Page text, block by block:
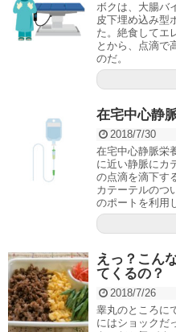
ボクは、大腸バ
皮下埋め込み型
た。絶食してエ
とから、点滴で
のだ。
在宅中心静
2018/7/30
在宅中心静脈栄
に近い静脈にカ
の点滴を滴下す
カテーテルのつ
のポートを利用
えっ？こん
てくるの？
2018/7/26
睾丸のところに
にはショックだ